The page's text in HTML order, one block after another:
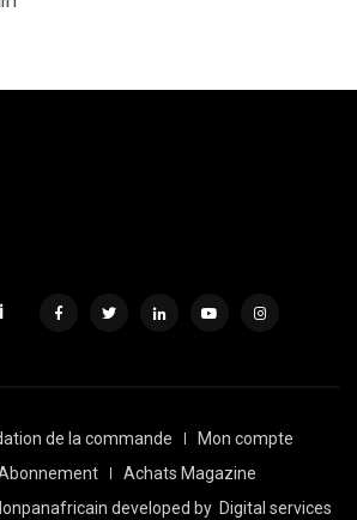
de la commande
Mon compte
Achats Magazine
developed by Digital services